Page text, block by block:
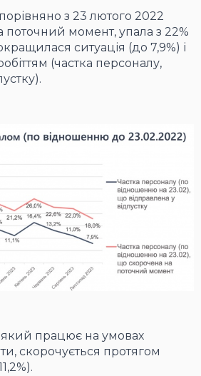
з 23 лютого 2022
поточний момент, упала з 22%
ситуація (до 7,9%) і
(частка персоналу,
який працює на умовах
скорочується протягом